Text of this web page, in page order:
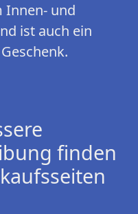
Innen- und
ist auch ein
finden